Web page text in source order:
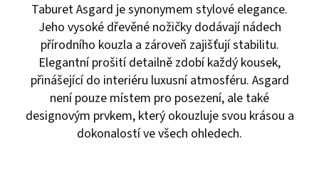
Taburet Asgard je synonymem stylové elegance.
Jeho vysoké dřevěné nožičky dodávají nádech
přírodního kouzla a zároveň zajišťují stabilitu.
Elegantní prošití detailně zdobí každý kousek,
přinášející do interiéru luxusní atmosféru. Asgard
není pouze místem pro posezení, ale také
designovým prvkem, který okouzluje svou krásou a
dokonalostí ve všech ohledech.